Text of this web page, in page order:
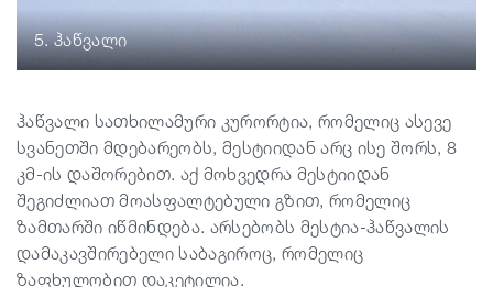
5. ჰაწვალი
ჰაწვალი სათხილამური კურორტია, რომელიც ასევე
სვანეთში მდებარეობს, მესტიიდან არც ისე შორს, 8
კმ-ის დაშორებით. აქ მოხვედრა მესტიიდან
შეგიძლიათ მოასფალტებული გზით, რომელიც
ზამთარში იწმინდება. არსებობს მესტია-ჰაწვალის
დამაკავშირებელი საბაგიროც, რომელიც
ზაფხულობით დაკეტილია.